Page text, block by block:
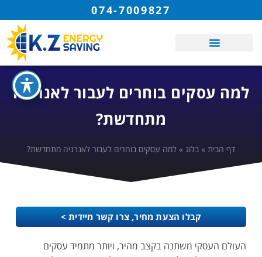
074-7009827
למה עסקים בוחרים לעבור לאנרגיה
מתחדשת?
דף הבית » בלוג » למה עסקים בוחרים לעבור לאנרגיה מתחדשת?
קבלו הצעת מחיר, צרו קשר מיידית >
העולם העסקי משתנה בקצב מהיר, ויותר מתמיד עסקים